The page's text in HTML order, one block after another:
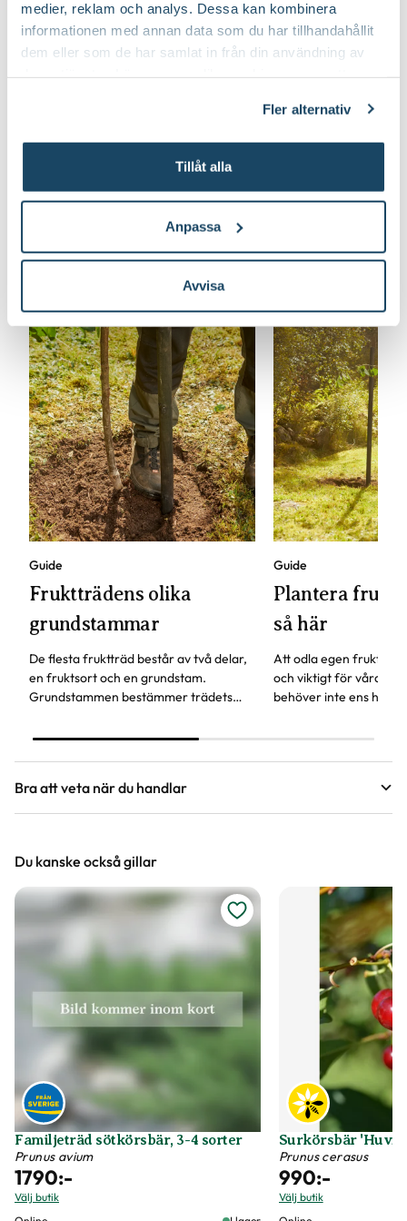
medier, reklam och analys. Dessa kan kombinera
informationen med annan data som du har tillhandahållit
dem eller som de har samlat in från din användning av
Fler alternativ
Tillåt alla
Anpassa
Avvisa
Läs mer om skötsel av körsbärsträd
Guide
Fruktträdens olika
grundstammar
De flesta fruktträd består av två delar,
en fruktsort och en grundstam.
Grundstammen bestämmer trädets
egenskaper är när trädet börjar bära
Guide
Plantera
så här
Att odla egen frukt är
och viktigt för våra
behöver inte ens ha
Bra att veta när du handlar
Vi försöker alltid ange växternas ungefärliga
mått, men då växter är levande och alla växter
är unika så kan måtten och din växts utseende
variera något från informationen och fotona på
hemsidan.
Växter är levande varor
Det är naturligt att växter får nya blad och
därmed också tappar blad. Om din växt har
några gula eller bruna bland, så innebär det inte
att växten är döende eller av dålig kvalitet. Vi
rekommenderar att du försiktigt plockar bort
dessa blad vid ankomst.
Du kanske också gillar
Familjeträd sötkörsbär, 3-4 sorter
Prunus avium
1790:-
Välj butik
Surkörsbär
Prunus cerasus
990:-
Välj butik